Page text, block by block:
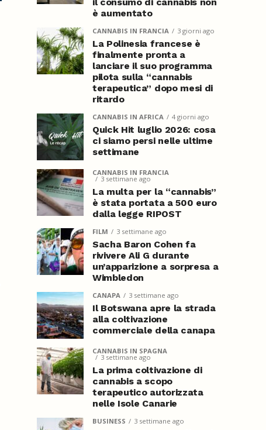
è aumentato
CANNABIS IN FRANCIA 3 giorni ago
La Polinesia francese è
finalmente pronta a
lanciare il suo programma
pilota sulla “cannabis
terapeutica” dopo mesi di
ritardo
CANNABIS IN AFRICA 4 giorni ago
Quick Hit luglio 2026: cosa
ci siamo persi nelle ultime
settimane
CANNABIS IN FRANCIA
3 settimane ago
La multa per la “cannabis”
è stata portata a 500 euro
dalla legge RIPOST
FILM 3 settimane ago
Sacha Baron Cohen fa
rivivere Ali G durante
un’apparizione a sorpresa a
Wimbledon
CANAPA 3 settimane ago
Il Botswana apre la strada
alla coltivazione
commerciale della canapa
CANNABIS IN SPAGNA
3 settimane ago
La prima coltivazione di
cannabis a scopo
terapeutico autorizzata
nelle Isole Canarie
BUSINESS 3 settimane ago